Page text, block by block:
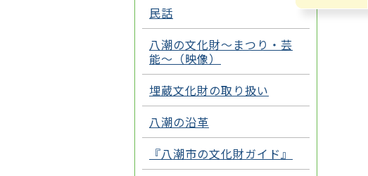
民話
八潮の文化財～まつり・芸
能～（映像）
埋蔵文化財の取り扱い
八潮の沿革
『八潮市の文化財ガイド』